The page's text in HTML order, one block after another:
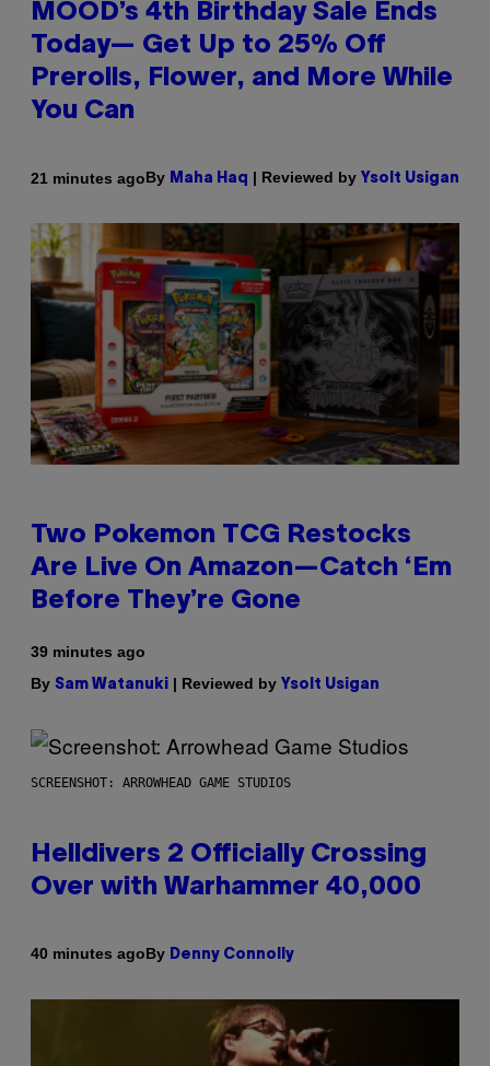
MOOD’s 4th Birthday Sale Ends
Today— Get Up to 25% Off
Prerolls, Flower, and More While
You Can
21 minutes agoBy Maha Haq | Reviewed by Ysolt Usigan
Two Pokemon TCG Restocks
Are Live On Amazon—Catch ‘Em
Before They’re Gone
39 minutes ago
By Sam Watanuki | Reviewed by Ysolt Usigan
SCREENSHOT: ARROWHEAD GAME STUDIOS
Helldivers 2 Officially Crossing
Over with Warhammer 40,000
40 minutes agoBy Denny Connolly